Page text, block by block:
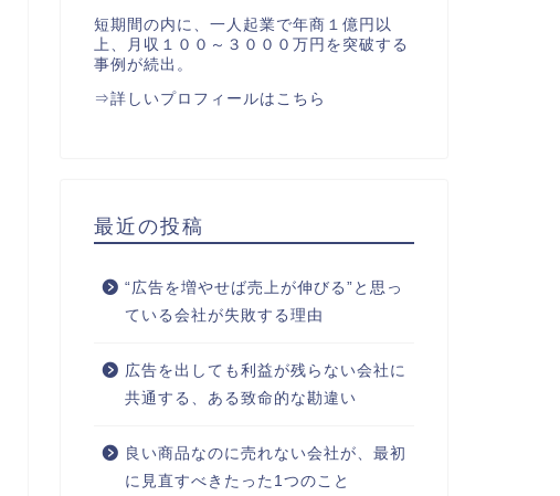
短期間の内に、一人起業で年商１億円以
上、月収１００～３０００万円を突破する
事例が続出。
⇒詳しいプロフィールはこちら
最近の投稿
“広告を増やせば売上が伸びる”と思っ
ている会社が失敗する理由
広告を出しても利益が残らない会社に
共通する、ある致命的な勘違い
良い商品なのに売れない会社が、最初
に見直すべきたった1つのこと